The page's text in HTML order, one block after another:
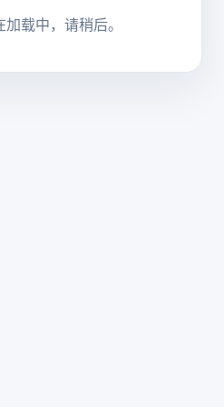
载中，请稍后。